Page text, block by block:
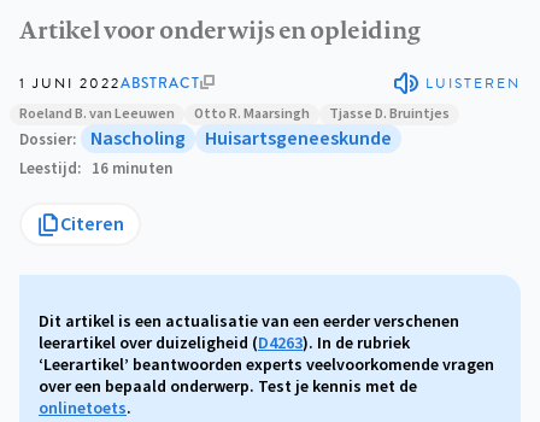
Artikel voor onderwijs en opleiding
1 JUNI 2022ABSTRACT LUISTEREN
Roeland B. van Leeuwen Otto R. Maarsingh Tjasse D. Bruintjes
Dossier Nascholing Huisartsgeneeskunde
Leestijd 16 minuten
Citeren
Dit artikel is een actualisatie van een eerder verschenen
leerartikel over duizeligheid (D4263). In de rubriek
‘Leerartikel’ beantwoorden experts veelvoorkomende vragen
over een bepaald onderwerp. Test je kennis met de
onlinetoets.